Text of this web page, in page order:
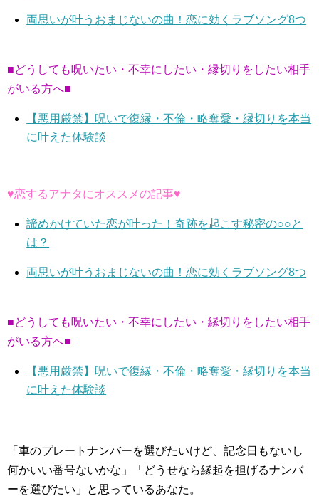
両思いが叶うおまじないの曲！恋に効くラブソング8つ
■どうしても呪いたい・不幸にしたい・縁切りをしたい相手
がいる方へ■
【悪用厳禁】呪いで復縁・不倫・略奪愛・縁切りを本当
に叶えた体験談
♥恋するアナタにオススメの記事♥
諦めかけていた恋が叶った！奇跡を起こす秘密の○○と
は？
両思いが叶うおまじないの曲！恋に効くラブソング8つ
■どうしても呪いたい・不幸にしたい・縁切りをしたい相手
がいる方へ■
【悪用厳禁】呪いで復縁・不倫・略奪愛・縁切りを本当
に叶えた体験談
「車のプレートナンバーを選びたいけど、記念日もないし
何かいい番号ないかな」「どうせなら縁起を担げるナンバ
ーを選びたい」と思っているあなた。